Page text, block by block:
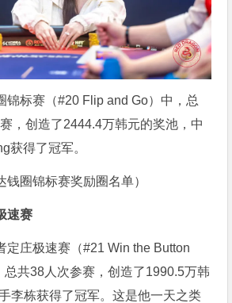
锦标赛（#20 Flip and Go）中，总
，创造了2444.4万韩元的奖池，中
获得了冠军。
钱圈锦标赛奖励圈名单）
速赛
定庄极速赛（#21 Win the Button
总共38人次参赛，创造了1990.5万韩
李栋获得了冠军。这是他一天之类